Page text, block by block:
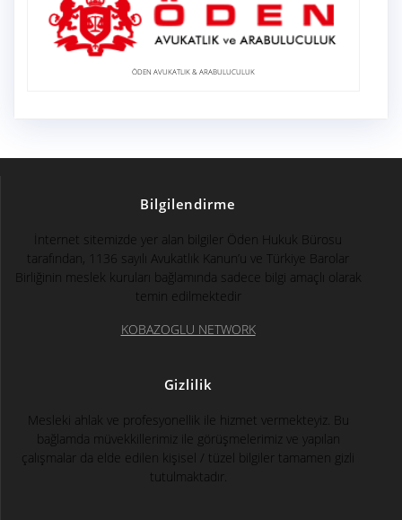
ÖDEN AVUKATLIK & ARABULUCULUK
Bilgilendirme
İnternet sitemizde yer alan bilgiler Öden Hukuk Bürosu
tarafından, 1136 sayılı Avukatlık Kanun’u ve Türkiye Barolar
Birliğinin meslek kuruları bağlamında sadece bilgi amaçlı olarak
temin edilmektedir
KOBAZOGLU NETWORK
Gizlilik
Mesleki ahlak ve profesyonellik ile hizmet vermekteyiz. Bu
bağlamda müvekkillerimiz ile görüşmelerimiz ve yapılan
çalışmalar da elde edilen kişisel / tüzel bilgiler tamamen gizli
tutulmaktadır.